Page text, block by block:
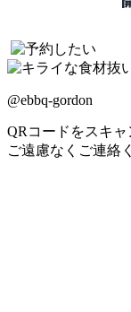
@ebbq-gordon
QRコードをスキ
ご遠慮なくご連絡